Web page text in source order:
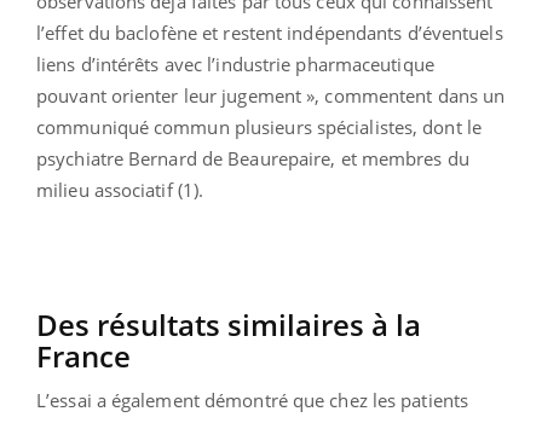
l’effet du baclofène et restent indépendants d’éventuels
liens d’intérêts avec l’industrie pharmaceutique
pouvant orienter leur jugement », commentent dans un
communiqué commun plusieurs spécialistes, dont le
psychiatre Bernard de Beaurepaire, et membres du
milieu associatif (1).
Des résultats similaires à la
France
L’essai a également démontré que chez les patients